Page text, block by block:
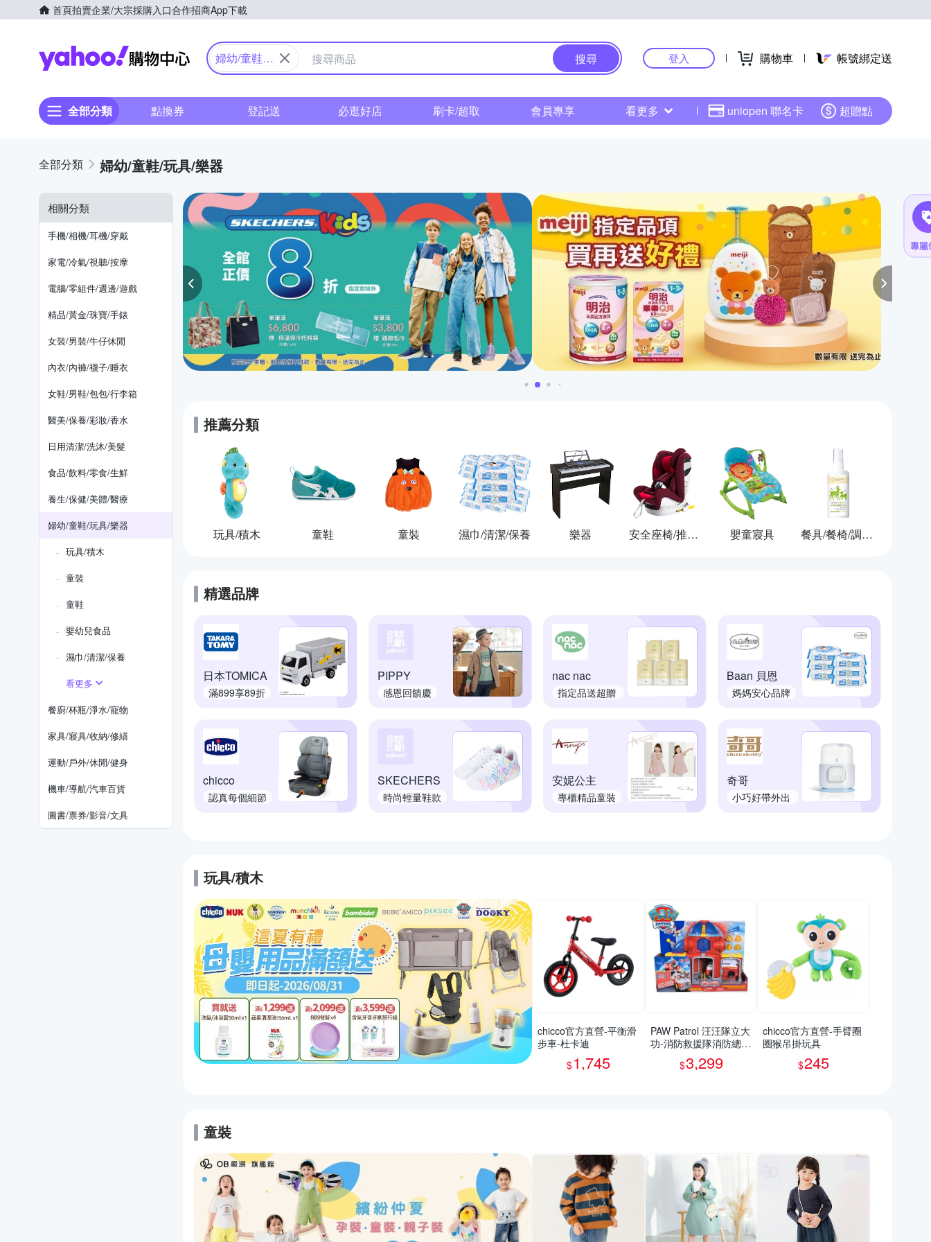
首頁拍賣企業/大宗採購入口合作招商App下載
Yahoo購物中心
婦幼/童鞋/
搜尋 登入 購物車 帳號綁定送
全部分類 點換券 登記送 必逛好店 刷卡/超取 會員專享 看更多 uniopen 聯名卡 超贈點
婦幼/童鞋/玩具/樂器
相關分類
手機/相機/耳機/穿戴
家電/冷氣/視聽/按摩
電腦/零組件/週邊/遊戲
精品/黃金/珠寶/手錶
女裝/男裝/牛仔休閒
內衣/內褲/襪子/睡衣
女鞋/男鞋/包包/行李箱
醫美/保養/彩妝/香水
日用清潔/洗沐/美髮
食品/飲料/零食/生鮮
養生/保健/美體/醫療
婦幼/童鞋/玩具/樂器
玩具/積木
童裝
童鞋
嬰幼兒食品
濕巾/清潔/保養
看更多
餐廚/杯瓶/淨水/寵物
家具/寢具/收納/修繕
運動/戶外/休閒/健身
機車/導航/汽車百貨
圖書/票券/影音/文具
推薦分類
玩具/積木 童鞋 童裝 濕巾/清潔/保養 樂器 安全座椅/推車/背巾 嬰童寢具 餐具/餐椅/調理用品
精選品牌
日本TOMICA
滿899享89折
PIPPY
感恩回饋慶
nac nac
指定品送超贈
Baan 貝恩
媽媽安心品牌
chicco
認真每個細節
SKECHERS
時尚輕量鞋款
安妮公主
專櫃精品童裝
奇哥
小巧好帶外出
玩具/積木的優惠推薦活動
chicco官方直營-平衡滑
步車-杜卡迪
$1,745
PAW Patrol 汪汪隊立大
功-消防救援隊消防總部
場景遊戲組_SUNUP
$3,299
chicco官方直營-手臂圈
圈猴吊掛玩具
$245
童裝